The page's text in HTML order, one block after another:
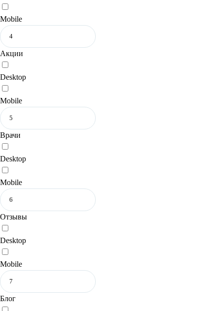
Mobile
Акции
Desktop
Mobile
Врачи
Desktop
Mobile
Отзывы
Desktop
Mobile
Блог